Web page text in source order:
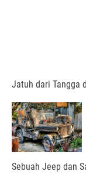
Jatuh dari Tangga
Sebuah Jeep dan